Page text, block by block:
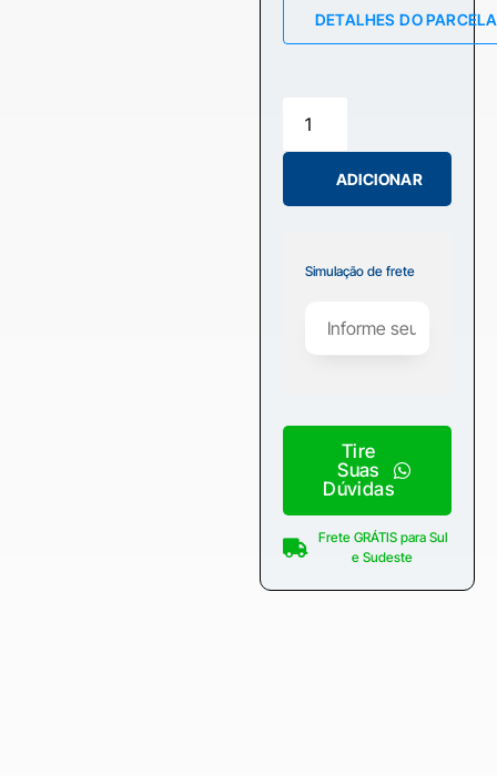
DETALHES DO
ADICIONAR
Simulação de frete
Tire
Suas
Dúvidas
Frete GRÁTIS para Sul
e Sudeste